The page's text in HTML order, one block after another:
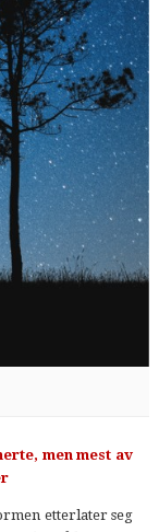
men mest av
etterlater seg